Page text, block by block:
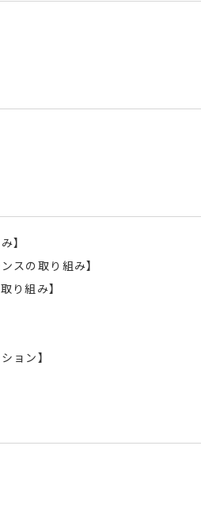
】
スの取り組み】
り組み】
ョン】